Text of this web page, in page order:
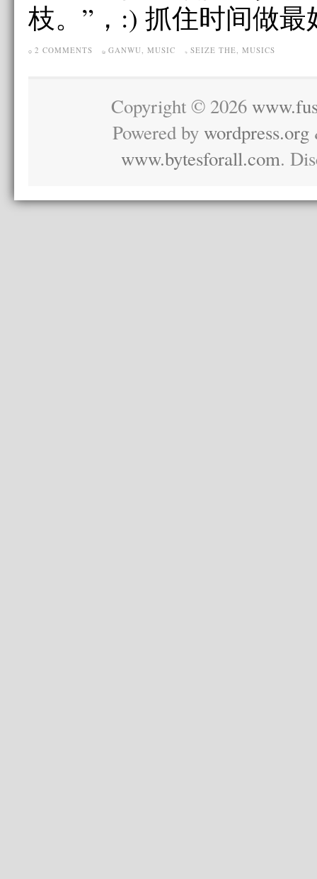
枝。”，:) 抓住时间做
2 COMMENTS GANWU MUSIC SEIZE THE MUSICS
Copyright © 2026
Powered bywordpress.org
www.bytesforall.com.